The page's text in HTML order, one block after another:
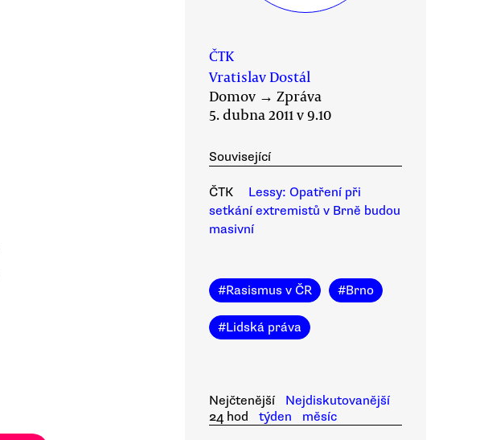
ČTK
Vratislav Dostál
Domov → Zpráva
5. dubna 2011 v 9.10
Související
ČTK
Lessy: Opatření při
setkání extremistů v Brně budou
masivní
#Rasismus v ČR #Brno
#Lidská práva
Nejčtenější
Nejdiskutovanější
24 hod
týden
měsíc